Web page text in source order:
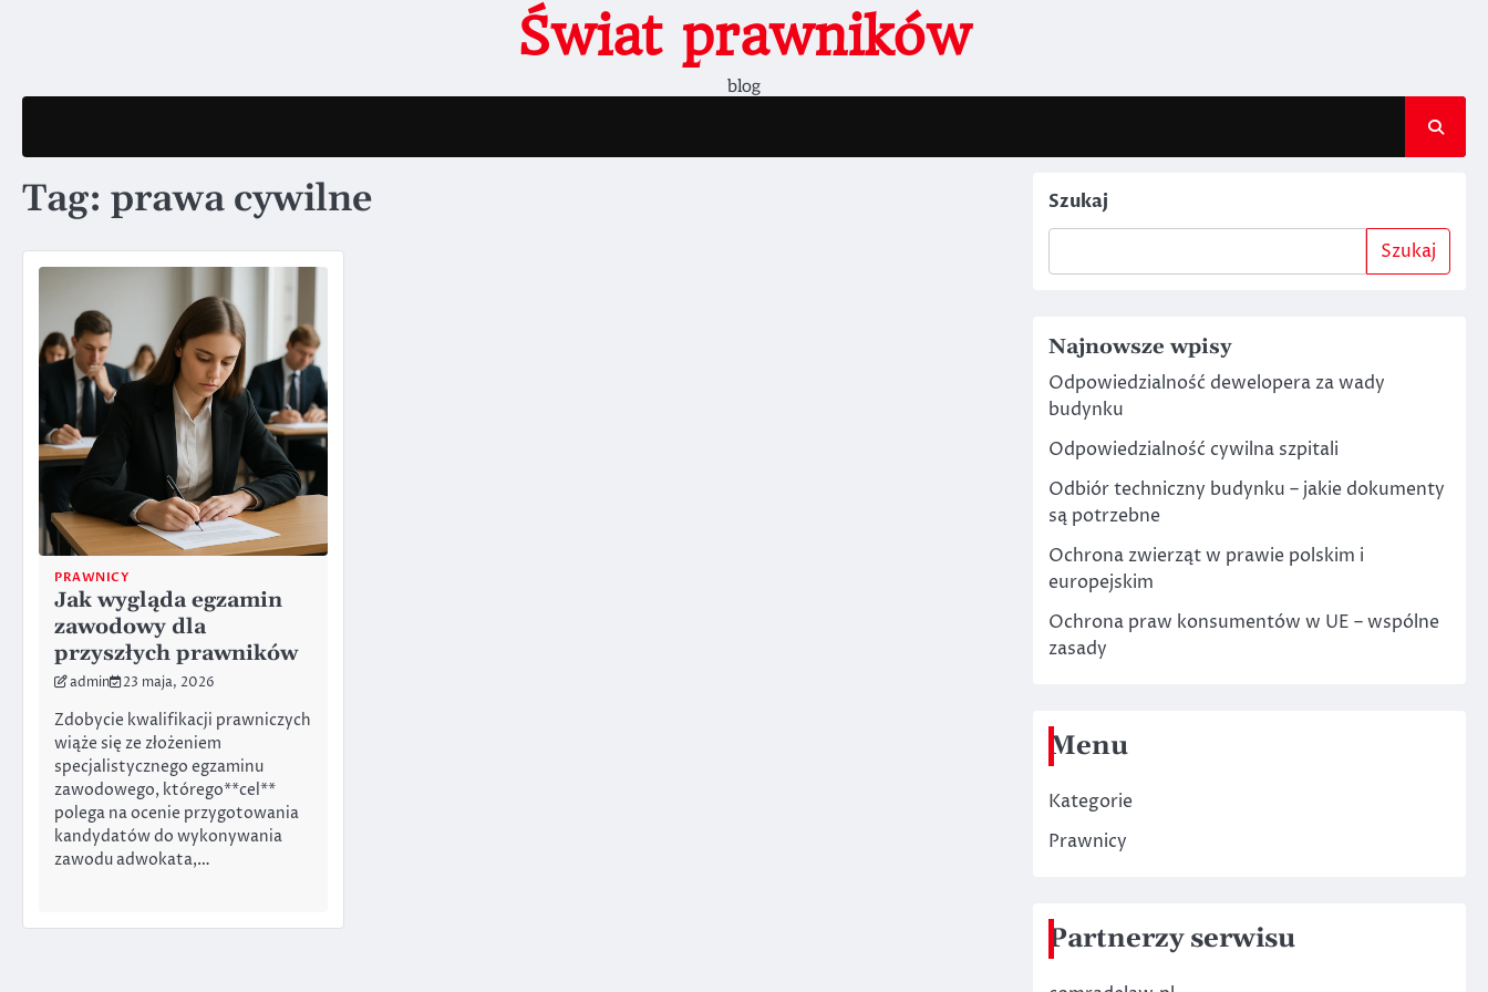
Świat prawników
blog
Tag: prawa cywilne
PRAWNICY
Jak wygląda egzamin
zawodowy dla
przyszłych prawników
admin 23 maja, 2026
Zdobycie kwalifikacji prawniczych
wiąże się ze złożeniem
specjalistycznego egzaminu
zawodowego, którego**cel**
polega na ocenie przygotowania
kandydatów do wykonywania
zawodu adwokata,…
Szukaj
Szukaj
Najnowsze wpisy
Odpowiedzialność dewelopera za wady
budynku
Odpowiedzialność cywilna szpitali
Odbiór techniczny budynku – jakie dokumenty
są potrzebne
Ochrona zwierząt w prawie polskim i
europejskim
Ochrona praw konsumentów w UE – wspólne
zasady
Menu
Kategorie
Prawnicy
Partnerzy serwisu